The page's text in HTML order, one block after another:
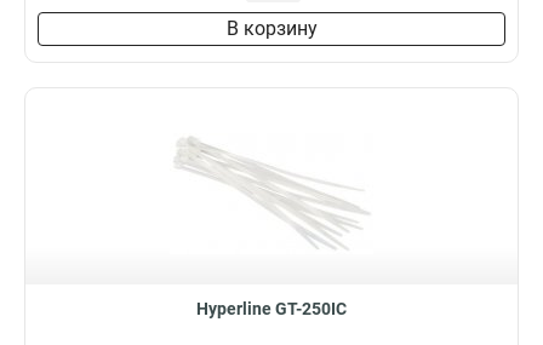
В корзину
Hyperline GT-250IC